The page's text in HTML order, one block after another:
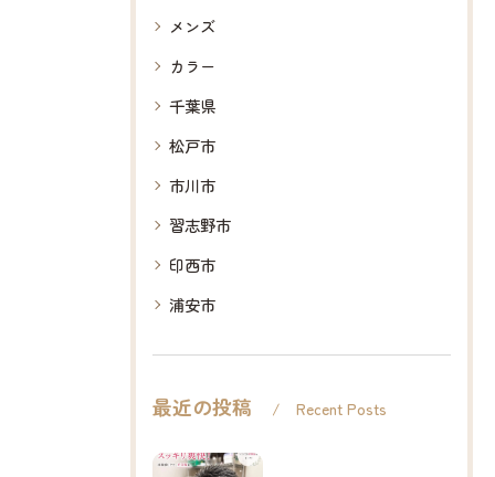
メンズ
カラー
千葉県
松戸市
市川市
習志野市
印西市
浦安市
最近の投稿 Recent Posts